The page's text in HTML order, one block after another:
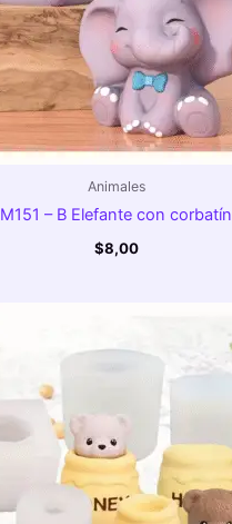
Animales
M151 – B Elefante con corbatín
$8,00
desde
$7,00